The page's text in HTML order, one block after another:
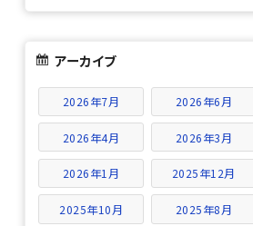
アーカイブ
2026年7月 2026年6月
2026年4月 2026年3月
2026年1月 2025年12月
2025年10月 2025年8月